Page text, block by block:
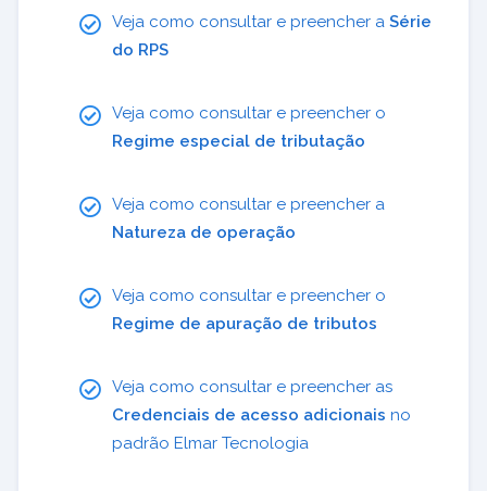
Veja como consultar e preencher a Série
do RPS
Veja como consultar e preencher o
Regime especial de tributação
Veja como consultar e preencher a
Natureza de operação
Veja como consultar e preencher o
Regime de apuração de tributos
Veja como consultar e preencher as
Credenciais de acesso adicionais no
padrão Elmar Tecnologia